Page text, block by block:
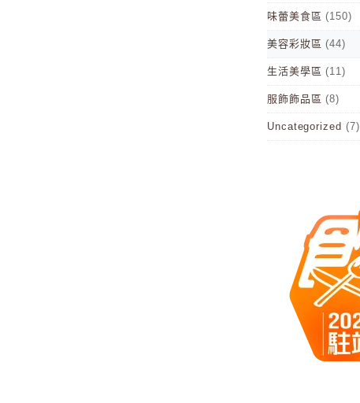
味蕾美食區 (150)
美容彩妝區 (44)
生活美學區 (11)
服飾飾品區 (8)
Uncategorized (7)